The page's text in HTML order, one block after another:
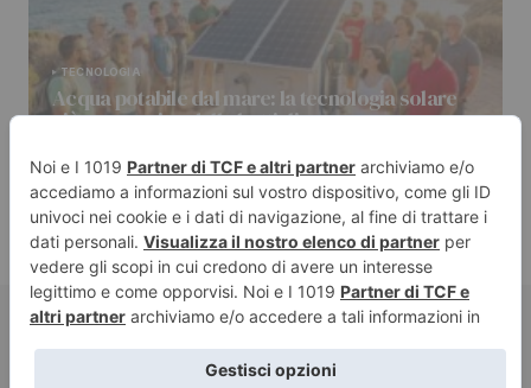
TECNOLOGIA
Acqua potabile dal mare: la tecnologia solare
più economica delle bottiglie